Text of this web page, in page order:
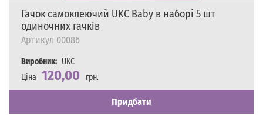
Гачок самоклеючий UKC Baby в наборі 5 шт
одиночних гачків
Артикул 00086
Виробник: UKC
Ціна 120,00
грн.
Наявність
Є в наявності
Придбати